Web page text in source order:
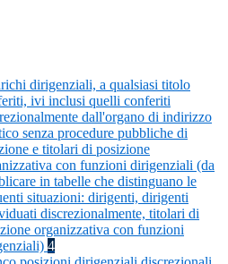
dirigenziali, a qualsiasi titolo
ivi inclusi quelli conferiti
dall'organo di indirizzo
senza procedure pubbliche di
e titolari di posizione
con funzioni dirigenziali (da
in tabelle che distinguano le
situazioni: dirigenti, dirigenti
discrezionalmente, titolari di
organizzativa con funzioni
4